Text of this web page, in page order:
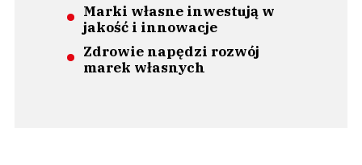
Marki własne inwestują w
jakość i innowacje
Zdrowie napędzi rozwój
marek własnych